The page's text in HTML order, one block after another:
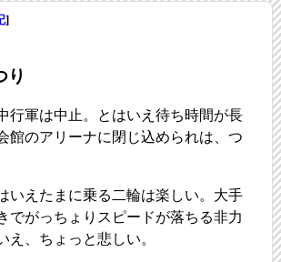
]
り
行軍は中止。とはいえ待ち時間が長
館のアリーナに閉じ込められは、つ
いえたまに乗る二輪は楽しい。大手
でがっちょりスピードが落ちる非力
え、ちょっと悲しい。